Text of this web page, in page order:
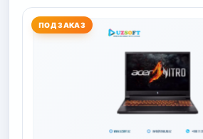
ПОД ЗАКАЗ